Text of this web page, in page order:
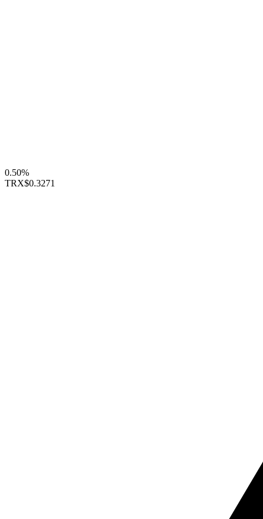
0.50%
TRX$0.3271